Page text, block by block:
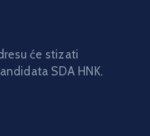
će stizati
SDA HNK.